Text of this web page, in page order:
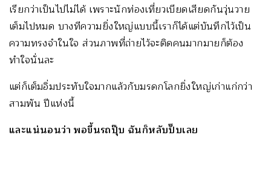
เรียกว่าเป็นไปไม่ได้ เพราะนักท่องเที่ยวเบียดเสียดกันวุ่นวาย
เต็มไปหมด บางทีความยิ่งใหญ่แบบนี้เราก็ได้แต่บันทึกไว้เป็น
ความทรงจำในใจ ส่วนภาพที่ถ่ายไว้จะติดคนมากมายก็ต้อง
ทำใจนั่นละ
แต่ก็เต็มอิ่มประทับใจมากแล้วกับมรดกโลกยิ่งใหญ่เก่าแก่กว่า
สามพัน ปีแห่งนี้
และแน่นอนว่า พอขึ้นรถปุ๊บ ฉันก็หลับปั๊บเลย